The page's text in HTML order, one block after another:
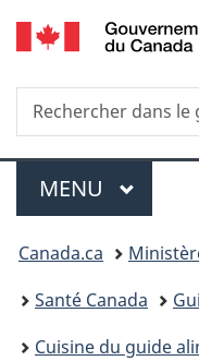
Recherche
Rechercher
dans
Menu
MENU PRINCIPAL
Vous
êtes
ici :
Canada.ca
Santé Canada
Cuisine du guide